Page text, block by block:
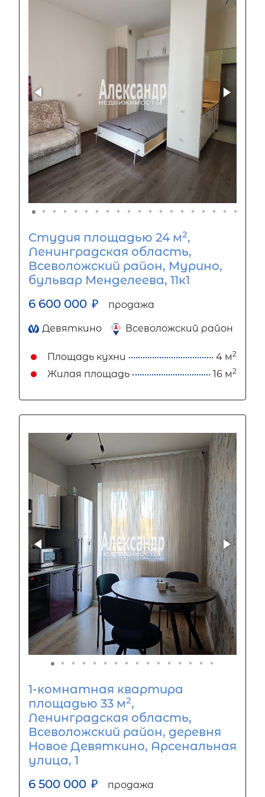
Студия площадью 24 м2,
Ленинградская область,
Всеволожский район, Мурино,
бульвар Менделеева, 11к1
6 600 000 ₽ продажа
Девяткино Всеволожский район
Площадь кухни 4 м2
Жилая площадь 16 м2
1-комнатная квартира
площадью 33 м2,
Ленинградская область,
Всеволожский район, деревня
Новое Девяткино, Арсенальная
улица, 1
6 500 000 ₽ продажа